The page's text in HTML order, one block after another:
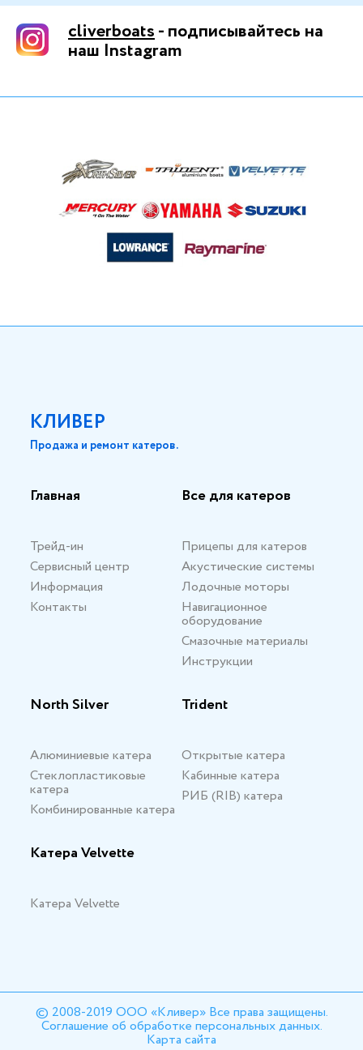
cliverboats- подписывайтесь на
наш Instagram
КЛИВЕР
Продажа и ремонт катеров.
Главная
Трейд-ин
Сервисный центр
Информация
Контакты
Все для катеров
Прицепы для катеров
Акустические системы
Лодочные моторы
Навигационное
оборудование
Смазочные материалы
Инструкции
North Silver
Алюминиевые катера
Стеклопластиковые
катера
Комбинированные катера
Trident
Открытые катера
Кабинные катера
РИБ (RIB) катера
Катера Velvette
Катера Velvette
© 2008-2019 ООО «Кливер» Все права защищены.
Соглашение об обработке персональных данных.
Карта сайта